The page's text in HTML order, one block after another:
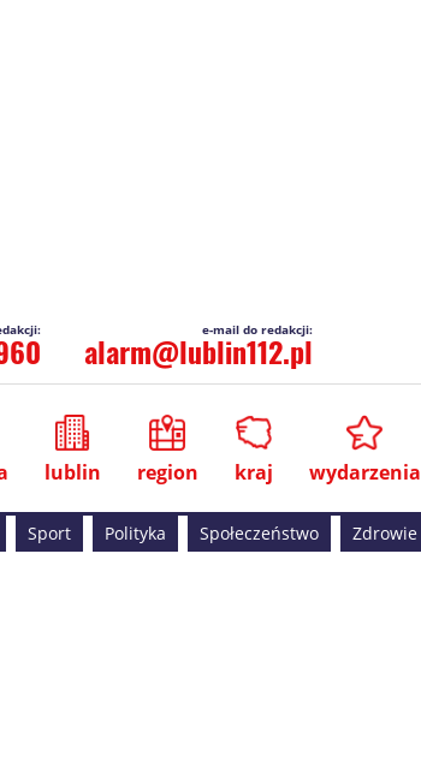
alarm@lublin112.pl
lublin region kraj wydarzenia
Sport Polityka Społeczeństwo Zdrowie